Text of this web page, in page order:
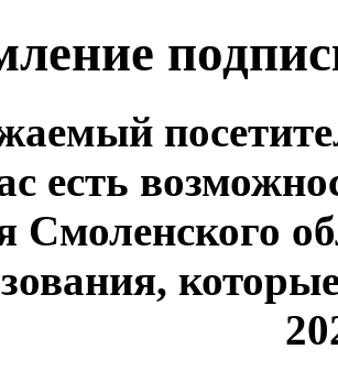
есть
Смоленского